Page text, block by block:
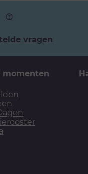
vragen